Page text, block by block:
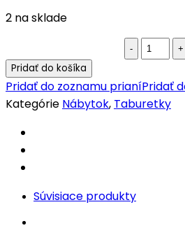
2 na sklade
Kožená
taburetka
tyrkysová
quantity
Pridať do košíka
Pridať do zoznamu prianíPridať
Kategórie Nábytok, Taburetky
Súvisiace produkty